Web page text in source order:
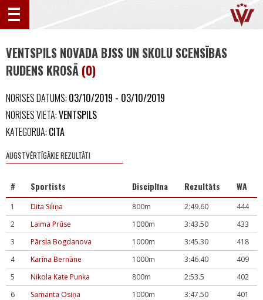
VENTSPILS NOVADA BJSS UN SKOLU SCENSĪBAS
RUDENS KROSĀ (0)
NORISES DATUMS: 03/10/2019 - 03/10/2019
NORISES VIETA:VENTSPILS
KATEGORIJA: CITA
AUGSTVĒRTĪGĀKIE REZULTĀTI
# Sportists Disciplīna Rezultāts WA
1 Dita Siliņa 800m 2:49.60
444
2
Laima Prūse 1000m 3:43.50
433
3
Pārsla Bogdanova 1000m 3:45.30
418
4
Karīna Bernāne 1000m 3:46.40
409
5
Nikola Kate Punka 800m 2:53.5
402
6
Samanta Osiņa 1000m 3:47.50
401